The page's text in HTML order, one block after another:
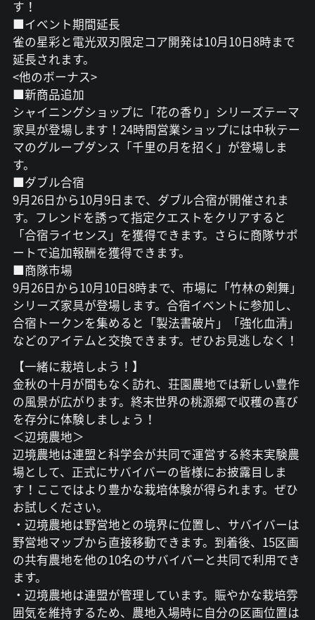
す！
■イベント期間延長
雀の星彩と電光双刃限定コア開発は10月10日8時まで
延長されます。
<他のボーナス>
■新商品追加
シャイニングショップに「花の香り」シリーズテーマ
家具が登場します！24時間営業ショップには中秋テー
マのグループダンス「千里の月を招く」が登場しま
す。
■ダブル合宿
9月26日から10月9日まで、ダブル合宿が開催されま
す。フレンドを誘って指定クエストをクリアすると
「合宿ライセンス」を獲得できます。さらに商隊サポ
ートで追加報酬を獲得できます。
■商隊市場
9月26日から10月10日8時まで、市場に「竹林の剣舞」
シリーズ家具が登場します。合宿イベントに参加し、
合宿トークンを集めると「製法書破片」「強化血清」
などのアイテムと交換できます。ぜひお見逃しなく！
【一緒に栽培しよう！】
金秋の十月が間もなく訪れ、荘園農地では新しい豊作
の風景が広がります。終末世界の桃源郷で収穫の喜び
を存分に体験しましょう！
＜辺境農地＞
辺境農地は連盟と科学会が共同で運営する終末実験農
場として、正式にサバイバーの皆様にお披露目しま
す！ここではより豊かな栽培体験が得られます。ぜひ
お試しください。
・辺境農地は野営地との境界に位置し、サバイバーは
野営地マップから直接移動できます。到着後、15区画
の共有農地を他の10名のサバイバーと共同で利用でき
ます。
・辺境農地は連盟が管理しています。賑やかな栽培雰
囲気を維持するため、農地入場時に自分の区画位置は